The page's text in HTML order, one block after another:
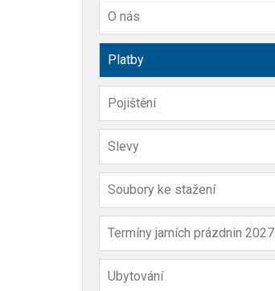
O nás
Platby
Pojištění
Slevy
Soubory ke stažení
Termíny jarních prázdnin 2027
Ubytování